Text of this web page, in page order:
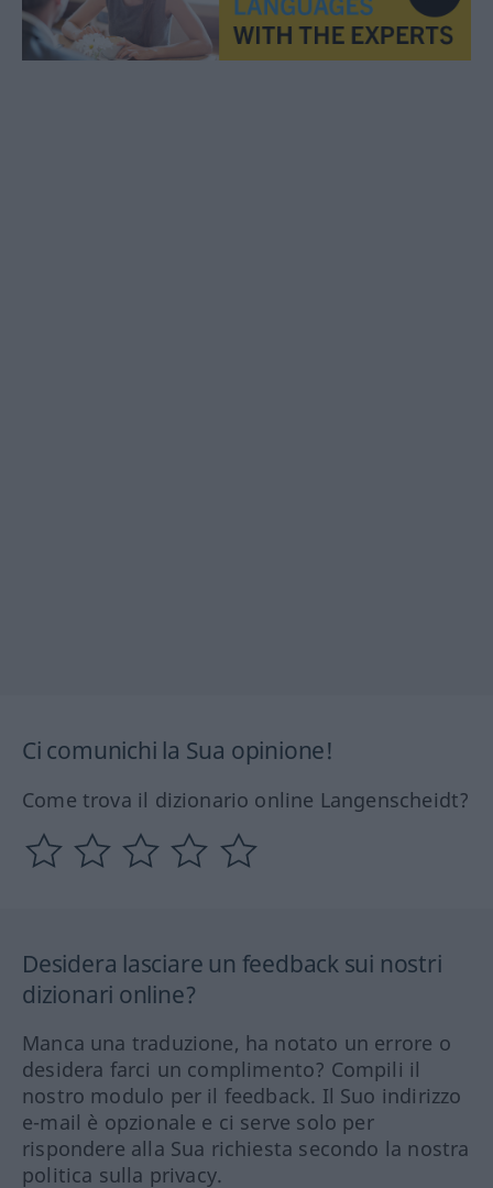
Ci comunichi la Sua opinione!
Come trova il dizionario online Langenscheidt?
Desidera lasciare un feedback sui nostri
dizionari online?
Manca una traduzione, ha notato un errore o
desidera farci un complimento? Compili il
nostro modulo per il feedback. Il Suo indirizzo
e-mail è opzionale e ci serve solo per
rispondere alla Sua richiesta secondo la nostra
politica sulla privacy.